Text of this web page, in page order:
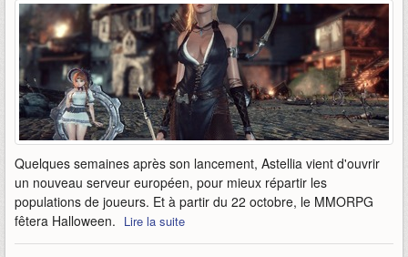
Quelques semaines après son lancement, Astellia vient d'ouvrir
un nouveau serveur européen, pour mieux répartir les
populations de joueurs. Et à partir du 22 octobre, le MMORPG
fêtera Halloween. Lire la suite